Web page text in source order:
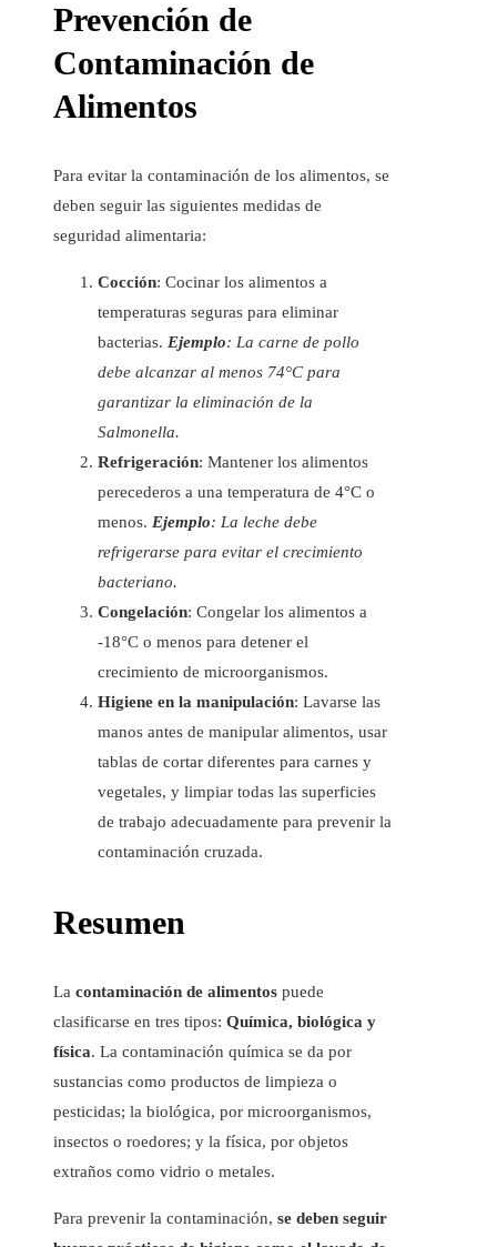
Prevención de
Contaminación de
Alimentos
Para evitar la contaminación de los alimentos, se
deben seguir las siguientes medidas de
seguridad alimentaria:
Cocción: Cocinar los alimentos a
temperaturas seguras para eliminar
bacterias. Ejemplo: La carne de pollo
debe alcanzar al menos 74°C para
garantizar la eliminación de la
Salmonella.
Refrigeración: Mantener los alimentos
perecederos a una temperatura de 4°C o
menos. Ejemplo: La leche debe
refrigerarse para evitar el crecimiento
bacteriano.
Congelación: Congelar los alimentos a
-18°C o menos para detener el
crecimiento de microorganismos.
Higiene en la manipulación: Lavarse las
manos antes de manipular alimentos, usar
tablas de cortar diferentes para carnes y
vegetales, y limpiar todas las superficies
de trabajo adecuadamente para prevenir la
contaminación cruzada.
Resumen
La contaminación de alimentos puede
clasificarse en tres tipos: Química, biológica y
física. La contaminación química se da por
sustancias como productos de limpieza o
pesticidas; la biológica, por microorganismos,
insectos o roedores; y la física, por objetos
extraños como vidrio o metales.
Para prevenir la contaminación, se deben seguir